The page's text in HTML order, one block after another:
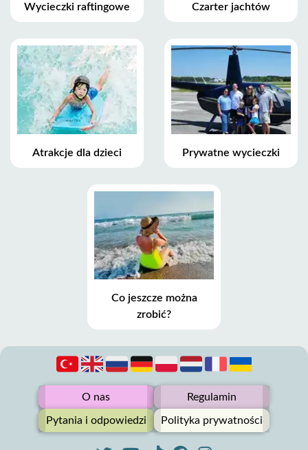
Wycieczki raftingowe Czarter jachtów
Atrakcje dla dzieci Prywatne wycieczki
Co jeszcze można
zrobić?
O nas Regulamin
Pytania i odpowiedzi Polityka prywatności